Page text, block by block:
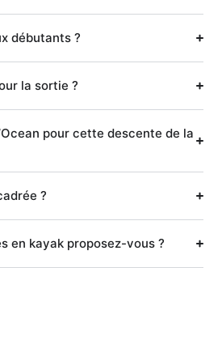
débutants ?
la sortie ?
pour cette descente de la
?
en kayak proposez-vous ?